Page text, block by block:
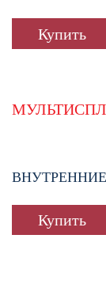
Купить
Купить